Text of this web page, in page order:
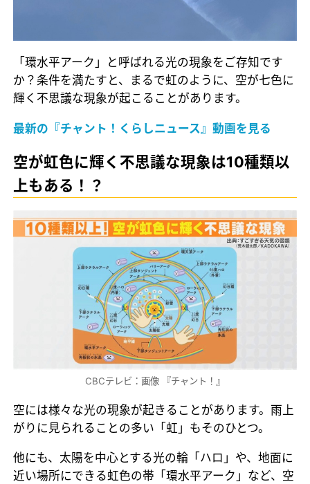
「環水平アーク」と呼ばれる光の現象をご存知です
か？条件を満たすと、まるで虹のように、空が七色に
輝く不思議な現象が起こることがあります。
最新の『チャント！くらしニュース』動画を見る
空が虹色に輝く不思議な現象は10種類以
上もある！？
CBCテレビ：画像 『チャント！』
空には様々な光の現象が起きることがあります。雨上
がりに見られることの多い「虹」もそのひとつ。
他にも、太陽を中心とする光の輪「ハロ」や、地面に
近い場所にできる虹色の帯「環水平アーク」など、空